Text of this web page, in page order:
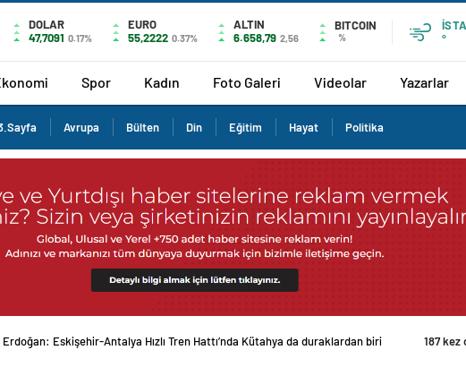
DOLAR
47,7091 0.17%
EURO
55,2222 0.37%
ALTIN
6.658,79 2,56
BITCOIN
%
°
Spor Kadın Foto Galeri Videolar Yazarlar
Avrupa Bülten Din Eğitim Hayat Politika
Eskişehir-Antalya Hızlı Tren Hattı’nda Kütahya da duraklardan biri
187 kez